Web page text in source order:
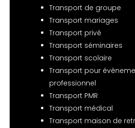
Transport de groupe
Transport mariages
Transport privé
Transport séminaires
Transport scolaire
Transport pour
professionnel
Transport PMR
Transport médical
Transport maison de